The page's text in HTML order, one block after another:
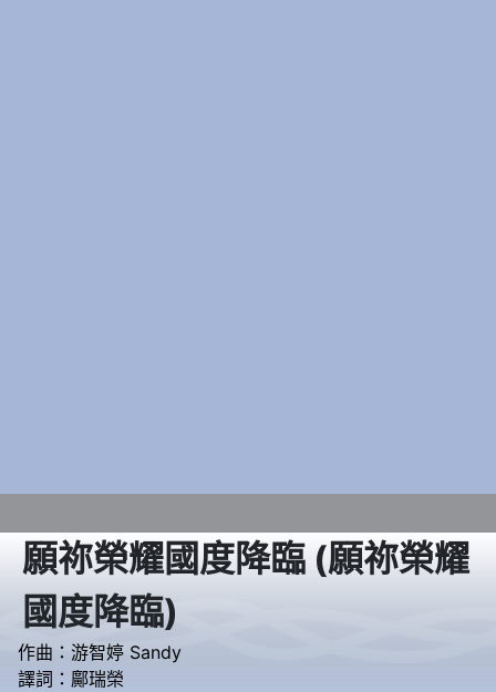
願祢榮耀國度降臨 (願祢榮耀
國度降臨)
作曲： 游智婷 Sandy
譯詞： 鄺瑞榮